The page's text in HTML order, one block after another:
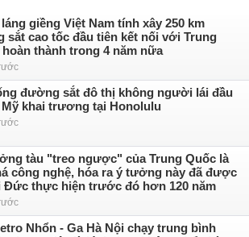
giềng Việt Nam tính xây 250 km
sắt cao tốc đầu tiên kết nối với Trung
thành trong 4 năm nữa
đường sắt đô thị không người lái đầu
khai trương tại Honolulu
tàu "treo ngược" của Trung Quốc là
công nghệ, hóa ra ý tưởng này đã được
thực hiện trước đó hơn 120 năm
Nhổn - Ga Hà Nội chạy trung bình